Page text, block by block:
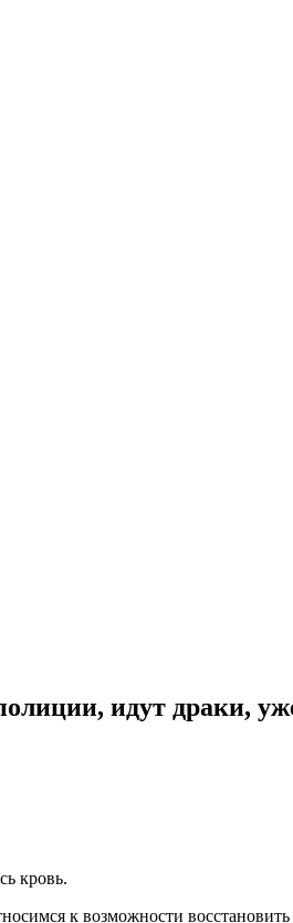
идут драки,
кровь.
к возможности